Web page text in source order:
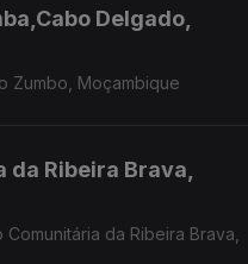
Delgado,
Zumbo, Moçambique
da Ribeira Brava,
da Ribeira Brava,